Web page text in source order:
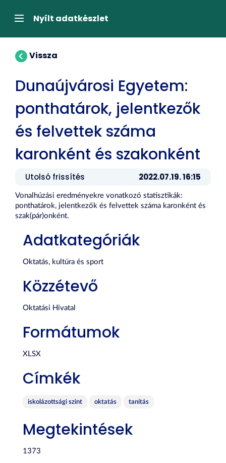
átugrásaNavigációNyílt adatkészlet
Vissza
Dunaújvárosi Egyetem:
ponthatárok, jelentkezők
és felvettek száma
karonként és szakonként
Utolsó frissítés 2022.07.19. 16:15
Vonalhúzási eredményekre vonatkozó statisztikák:
ponthatárok, jelentkezők és felvettek száma karonként és
szak(pár)onként.
Adatkategóriák
Oktatás, kultúra és sport
Közzétevő
Oktatási Hivatal
Formátumok
XLSX
Címkék
iskolázottsági szint oktatás tanítás
Megtekintések
1373